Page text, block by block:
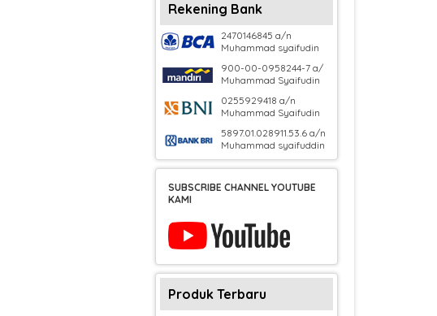
Rekening Bank
2470146845 a/n
Muhammad syaifudin
900-00-0958244-7 a/
Muhammad Syaifudin
0255929418 a/n
Muhammad Syaifudin
5897.01.028911.53.6 a/n
Muhammad syaifuddin
SUBSCRIBE CHANNEL YOUTUBE
KAMI
Produk Terbaru